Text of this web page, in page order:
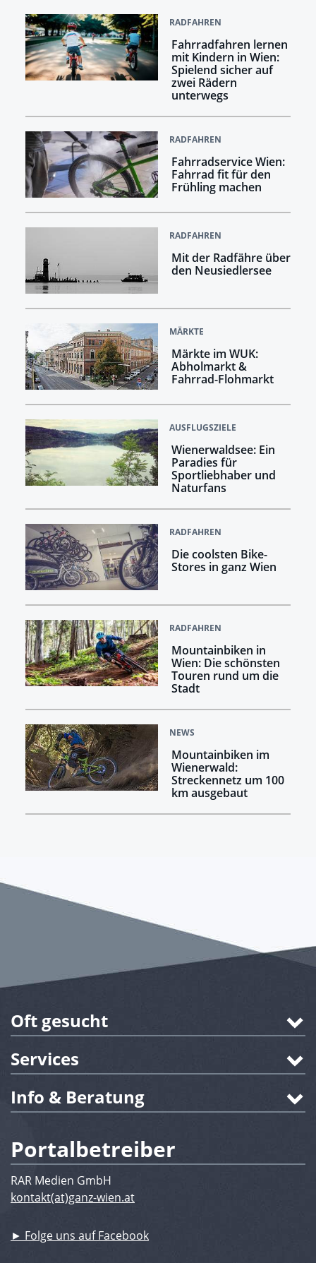
RADFAHREN
Fahrradfahren lernen
mit Kindern in Wien:
Spielend sicher auf
zwei Rädern
unterwegs
RADFAHREN
Fahrradservice Wien:
Fahrrad fit für den
Frühling machen
RADFAHREN
Mit der Radfähre über
den Neusiedlersee
MÄRKTE
Märkte im WUK:
Abholmarkt &
Fahrrad-Flohmarkt
AUSFLUGSZIELE
Wienerwaldsee: Ein
Paradies für
Sportliebhaber und
Naturfans
RADFAHREN
Die coolsten Bike-
Stores in ganz Wien
RADFAHREN
Mountainbiken in
Wien: Die schönsten
Touren rund um die
Stadt
NEWS
Mountainbiken im
Wienerwald:
Streckennetz um 100
km ausgebaut
Oft gesucht
Services
Info & Beratung
Portalbetreiber
RAR Medien GmbH
kontakt(at)ganz-wien.at
► Folge uns auf Facebook